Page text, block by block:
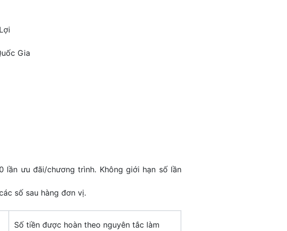
Gia
ưu đãi/chương trình. Không giới hạn số lần
số sau hàng đơn vị.
Số tiền được hoàn theo nguyên tắc làm